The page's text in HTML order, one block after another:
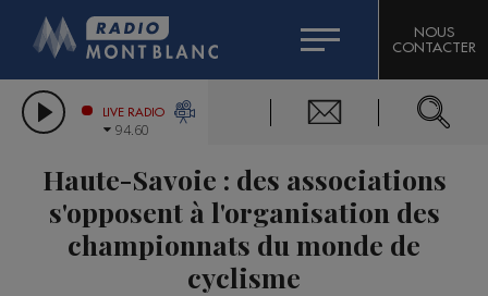
LES CHRONIQUES DE L'EXPERT
CITIZEN MACHINERY
GRAND MASSIF DOMAINES SKIABLES
BIGARD
COMPAGNIE DU MONT-BLANC
NOUS
CONTACTER
LIVE RADIO
94.60
Haute-Savoie : des associations
s'opposent à l'organisation des
championnats du monde de
cyclisme